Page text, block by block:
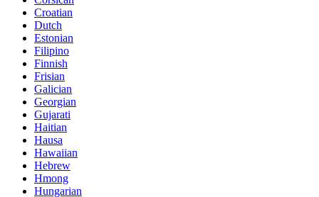
Croatian
Dutch
Estonian
Filipino
Finnish
Frisian
Galician
Georgian
Gujarati
Haitian
Hausa
Hawaiian
Hebrew
Hmong
Hungarian